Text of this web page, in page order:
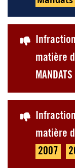
matière
MANDATS
matière
2007